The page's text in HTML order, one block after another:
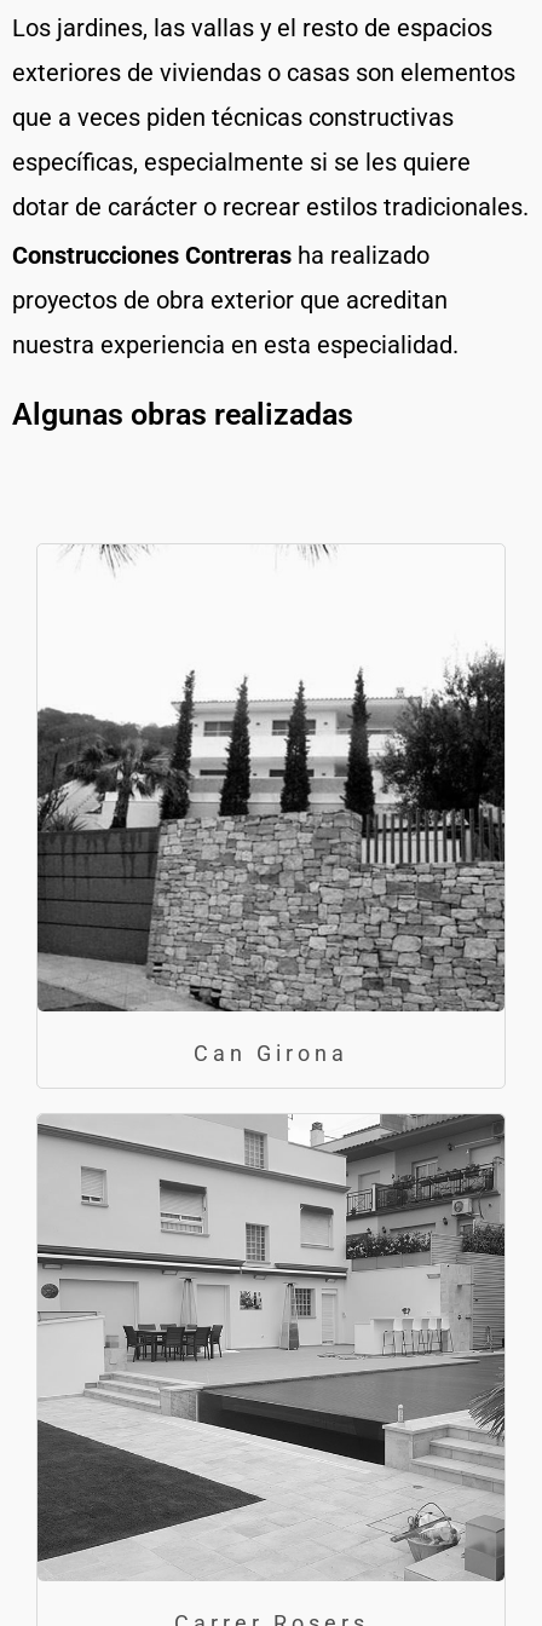
Los jardines, las vallas y el resto de espacios
exteriores de viviendas o casas son elementos
que a veces piden técnicas constructivas
específicas, especialmente si se les quiere
dotar de carácter o recrear estilos tradicionales.
Construcciones Contreras ha realizado
proyectos de obra exterior que acreditan
nuestra experiencia en esta especialidad.
Algunas obras realizadas
Can Girona